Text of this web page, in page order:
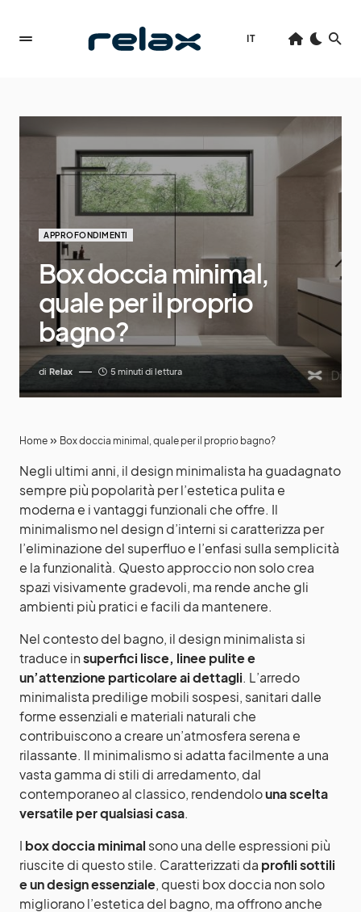
IT
APPROFONDIMENTI
Box doccia minimal,
quale per il proprio
bagno?
di Relax 5 minuti di lettura
Home » Box doccia minimal, quale per il proprio bagno?
Negli ultimi anni, il design minimalista ha guadagnato
sempre più popolarità per l’estetica pulita e
moderna e i vantaggi funzionali che offre. Il
minimalismo nel design d’interni si caratterizza per
l’eliminazione del superfluo e l’enfasi sulla semplicità
e la funzionalità. Questo approccio non solo crea
spazi visivamente gradevoli, ma rende anche gli
ambienti più pratici e facili da mantenere.
Nel contesto del bagno, il design minimalista si
traduce insuperfici lisce, linee pulite e
un’attenzione particolare ai dettagli. L’arredo
minimalista predilige mobili sospesi, sanitari dalle
forme essenziali e materiali naturali che
contribuiscono a creare un’atmosfera serena e
rilassante. Il minimalismo si adatta facilmente a una
vasta gamma di stili di arredamento, dal
contemporaneo al classico, rendendolouna scelta
versatile per qualsiasi casa.
I box doccia minimal sono una delle espressioni più
riuscite di questo stile. Caratterizzati da profili sottili
e un design essenziale, questi box doccia non solo
migliorano l’estetica del bagno, ma offrono anche